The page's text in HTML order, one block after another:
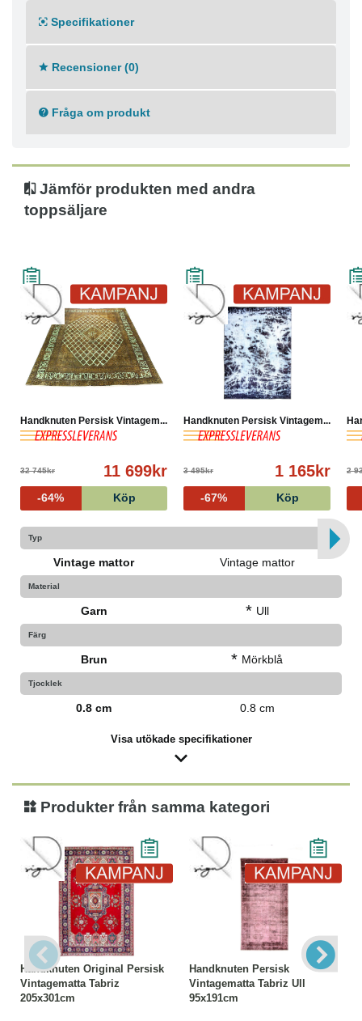
inredningsideal.
Varp: Garn
Lugg: Ull/Korkull
Ålder: 20-50
Specifikationer
Recensioner (0)
Fråga om produkt
Jämför produkten med andra
toppsäljare
Handknuten Persisk Vintagem...
32 745kr 11 699kr
-64% Köp
Handknuten Persisk Vintagem...
3 495kr 1 165kr
-67% Köp
2
Typ
Vintage mattor Vintage mattor
Material
Garn * Ull
Färg
Brun * Mörkblå
Tjocklek
0.8 cm 0.8 cm
Visa utökade specifikationer
Produkter från samma kategori
Handknuten Original Persisk
Vintagematta Tabriz
205x301cm
Handknuten Persisk
Vintagematta Tabriz Ull
95x191cm